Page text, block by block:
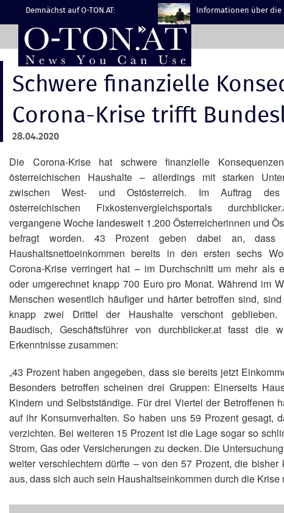
Demnächst auf O-TON.AT: Informationen über die
Schwere finanzielle
Corona-Krise trifft
28.04.2020
Die Corona-Krise hat schwere finanzielle
österreichischen Haushalte – allerdings mit starken
zwischen West- und Ostösterreich. Im Auftrag des
österreichischen Fixkostenvergleichsportals
vergangene Woche landesweit 1.200 Österreicherinnen und
befragt worden. 43 Prozent geben dabei an,
Haushaltsnettoeinkommen bereits in den ersten sechs
Corona-Krise verringert hat – im Durchschnitt um mehr als
oder umgerechnet knapp 700 Euro pro Monat. Während im
Menschen wesentlich häufiger und härter betroffen sind,
knapp zwei Drittel der Haushalte verschont geblieben.
Baudisch, Geschäftsführer von durchblicker.at fasst die
Erkenntnisse zusammen:
„43 Prozent haben angegeben, dass sie bereits jetzt
Besonders betroffen scheinen drei Gruppen: Einerseits
Kindern und Selbstständige. Für drei Viertel der Betroffenen
auf ihr Konsumverhalten. So haben uns 59 Prozent gesagt,
verzichten. Bei weiteren 15 Prozent ist die Lage sogar so
Strom, Gas oder Versicherungen zu decken. Die
weiter verschlechtern dürfte – von den 57 Prozent, die
aus, dass sich auch sein Haushaltseinkommen durch die Krise